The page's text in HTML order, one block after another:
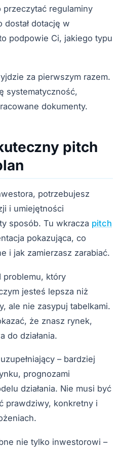
regulaminy
dostał dotację w
podpowie Ci, jakiego typu
za pierwszym razem.
systematyczność,
dokumenty.
pitch
potrzebujesz
i umiejętności
sposób. Tu wkracza pitch
pokazująca, co
i jak zamierzasz zarabiać.
problemu, który
jesteś lepsza niż
ale nie zasypuj tabelkami.
że znasz rynek,
do działania.
– bardziej
prognozami
działania. Nie musi być
prawdziwy, konkretny i
nie tylko inwestorowi –